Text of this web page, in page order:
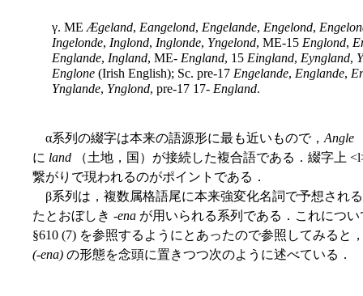
γ. ME Ægeland, Eangelond, Engelande, Engelond,
Ingelonde, Inglond, Inglonde, Yngelond, ME-15 Englond,
Englande, Ingland, ME- England, 15 Eingland, Eyngland,
Englone (Irish English); Sc. pre-17 Engelande, Englande,
Ynglande, Ynglond, pre-17 17- England.
α系列の綴字は本来の語源形に最も近いもので， Angle
に land （土地，国）が接続した複合語である．綴字上
繋がりで現われるのがポイントである．
β系列は，複数属格語尾に本来強変化名詞で予想され
たとおぼしき -ena が用いられる系列である．これにつ
§610 (7) を参照するようにとあったので参照してみると
(-ena) の形態を念頭に置きつつ次のように述べている．